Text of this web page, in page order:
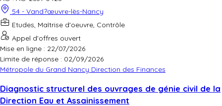
54 - Vand?œuvre-lès-Nancy
Etudes, Maîtrise d'oeuvre, Contrôle
Appel d'offres ouvert
Mise en ligne : 22/07/2026
Limite de réponse : 02/09/2026
Métropole du Grand Nancy Direction des Finances
Diagnostic structurel des ouvrages de génie civil de la
Direction Eau et Assainissement